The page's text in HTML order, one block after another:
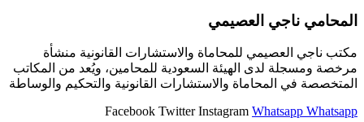
المحامي ناجي العصيمي
مكتب ناجي العصيمي للمحاماة والاستشارات القانونية منشأة
مرخصة ومسجلة لدى الهيئة السعودية للمحامين، ويُعد من المكاتب
المتخصصة في المحاماة والاستشارات القانونية والتحكيم والوساطة
Facebook Twitter Instagram Whatsapp Whatsapp